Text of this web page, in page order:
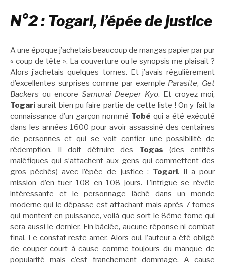
N°2 : Togari, l’épée de justice
A une époque j’achetais beaucoup de mangas papier par pur
« coup de tête ». La couverture ou le synopsis me plaisait ?
Alors j’achetais quelques tomes. Et j’avais régulièrement
d’excellentes surprises comme par exemple Parasite, Get
Backers ou encore Samurai Deeper Kyo. Et croyez-moi,
Togari aurait bien pu faire partie de cette liste ! On y fait la
connaissance d’un garçon nommé Tobé qui a été exécuté
dans les années 1600 pour avoir assassiné des centaines
de personnes et qui se voit confier une possibilité de
rédemption. Il doit détruire des Togas (des entités
maléfiques qui s’attachent aux gens qui commettent des
gros pêchés) avec l’épée de justice : Togari. Il a pour
mission d’en tuer 108 en 108 jours. L’intrigue se révèle
intéressante et le personnage lâché dans un monde
moderne qui le dépasse est attachant mais après 7 tomes
qui montent en puissance, voilà que sort le 8ème tome qui
sera aussi le dernier. Fin bâclée, aucune réponse ni combat
final. Le constat reste amer. Alors oui, l’auteur a été obligé
de couper court à cause comme toujours du manque de
popularité mais c’est franchement dommage. A cause